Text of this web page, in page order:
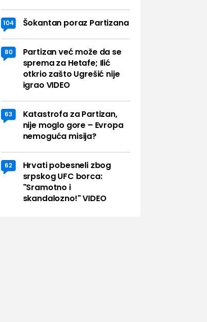
104 Šokantan poraz Partizana
80
Partizan već može da se
sprema za Hetafe; Ilić
otkrio zašto Ugrešić nije
igrao VIDEO
63
Katastrofa za Partizan,
nije moglo gore – Evropa
nemoguća misija?
62
Hrvati pobesneli zbog
srpskog UFC borca:
"Sramotno i
skandalozno!" VIDEO